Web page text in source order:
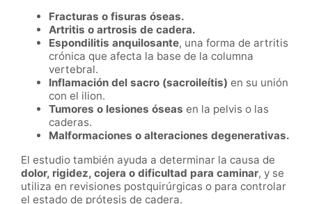
Fracturas o fisuras óseas.
Artritis o artrosis de cadera.
Espondilitis anquilosante, una forma de artritis
crónica que afecta la base de la columna
vertebral.
Inflamación del sacro (sacroileítis) en su unión
con el ilion.
Tumores o lesiones óseas en la pelvis o las
caderas.
Malformaciones o alteraciones degenerativas.
El estudio también ayuda a determinar la causa de
dolor, rigidez, cojera o dificultad para caminar, y se
utiliza en revisiones postquirúrgicas o para controlar
el estado de prótesis de cadera.